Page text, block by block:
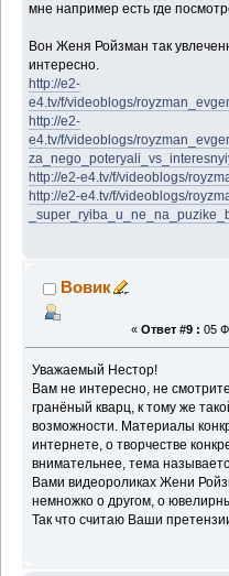
мне например есть где
Вон Женя Ройзман так
интересно.
http://e2-
e4.tv/f/videoblogs/
http://e2-
e4.tv/f/videoblogs/
http://e2-e4.tv/f/videoblogs/
http://e2-e4.tv/f/videoblogs/
Вовик
« Ответ #9 : 05
Уважаемый Нестор!
Вам не интересно, не
гранёный кварц, к тому же
возможности. Материалы
интернете, о творчестве
внимательнее, тема
Вами видеороликах Жени
немножко о другом, о
Так что считаю Ваши